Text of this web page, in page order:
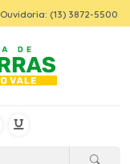
Ouvidoria: (13) 3872-5500